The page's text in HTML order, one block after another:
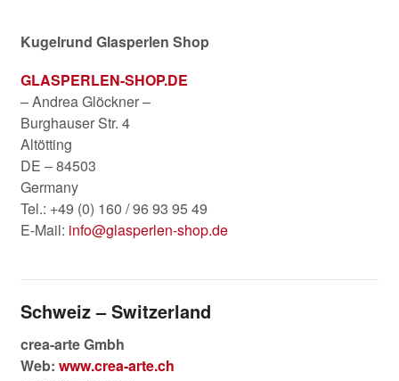
Kugelrund Glasperlen Shop
GLASPERLEN-SHOP.DE
– Andrea Glöckner –
Burghauser Str. 4
Altötting
DE – 84503
Germany
Tel.: +49 (0) 160 / 96 93 95 49
E-Mail: info@glasperlen-shop.de
Schweiz – Switzerland
crea-arte Gmbh
Web: www.crea-arte.ch